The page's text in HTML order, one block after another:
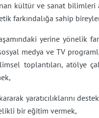
kültür ve sanat
farkındalığa sahip
yerine yönelik
medya ve TV
toplantıları, atölye
yaratıcılıklarını
bir eğitim vermek,